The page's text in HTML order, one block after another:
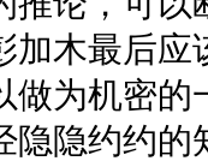
加木最后应
做为机密
隐隐约约的